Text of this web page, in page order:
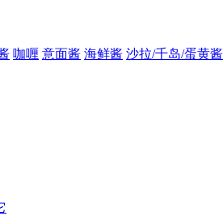
咖喱 意面酱 海鲜酱 沙拉/千岛/蛋黄酱